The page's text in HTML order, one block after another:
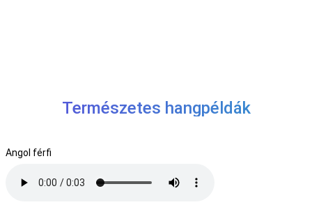
Természetes hangpéldák
Angol férfi